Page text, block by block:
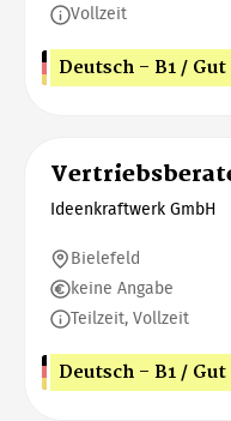
Vollzeit
Deutsch - B1 / Gut
Ideenkraftwerk GmbH
Bielefeld
keine Angabe
Teilzeit, Vollzeit
Deutsch - B1 / Gut